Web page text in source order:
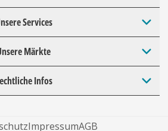
Services
Märkte
Infos
ImpressumAGB